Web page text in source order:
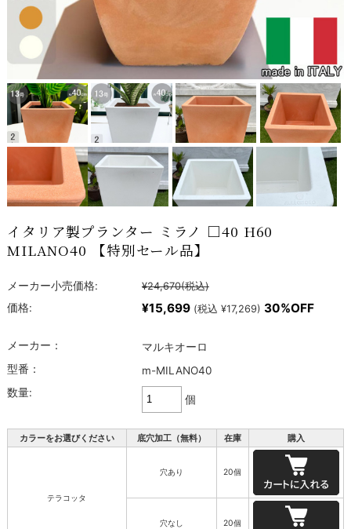
イタリア製プランター ミラノ □40 H60
MILANO40 【特別セール品】
メーカー小売価格: ¥24,670(税込)
価格: ¥15,699 (税込 ¥17,269) 30%OFF
メーカー：
マルキオーロ
型番：
m-MILANO40
数量:
個
カラーをお選びください 底穴加工（無料） 在庫 購入
テラコッタ
穴あり 20個
穴なし 20個